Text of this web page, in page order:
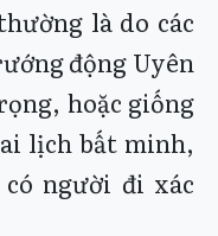
là do các
động Uyên
hoặc giống
lịch bất minh,
người đi xác